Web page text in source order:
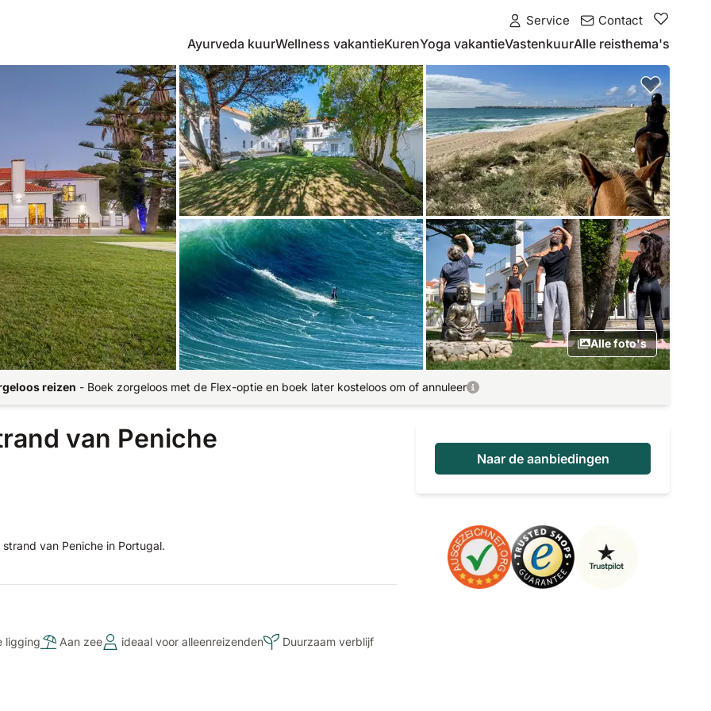
Service Contact
Ayurveda kuurWellness vakantieKurenYoga vakantieVastenkuurAlle reisthema's
Alle foto's
reizen - Boek zorgeloos met de Flex-optie en boek later kosteloos om of annuleer
van Peniche
Naar de aanbiedingen
van Peniche in Portugal.
ligging Aan zee ideaal voor alleenreizenden
Duurzaam verblijf